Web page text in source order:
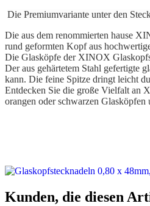
Die Premiumvariante unter den
Die aus dem renommierten hause
rund geformten Kopf aus
Die Glasköpfe der XINOX
Der aus gehärtetem Stahl gefertigte
kann. Die feine Spitze dringt leicht
Entdecken Sie die große Vielfalt an
orangen oder schwarzen
Kunden, die diesen